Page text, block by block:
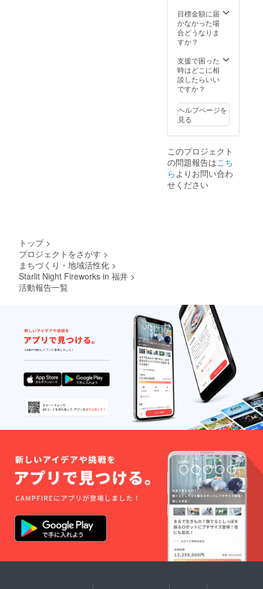
ｍ×5.4
ｍの
シート
となり
※1回の
決済に
220円の
手数料
ります
ので、
複数の
場合は
て購入
がお得
です
目標金額に届
かなかった場
合どうなりま
すか？
支援で困った
時はどこに相
談したらいい
ですか？
ヘルプページを
見る
このプロジェクト
の問題報告はこち
ら よりお問い合わ
せください
トップ >
プロジェクトをさがす >
まちづくり・地域活性化 >
Starlit Night Fireworks in 福井 >
活動報告一覧